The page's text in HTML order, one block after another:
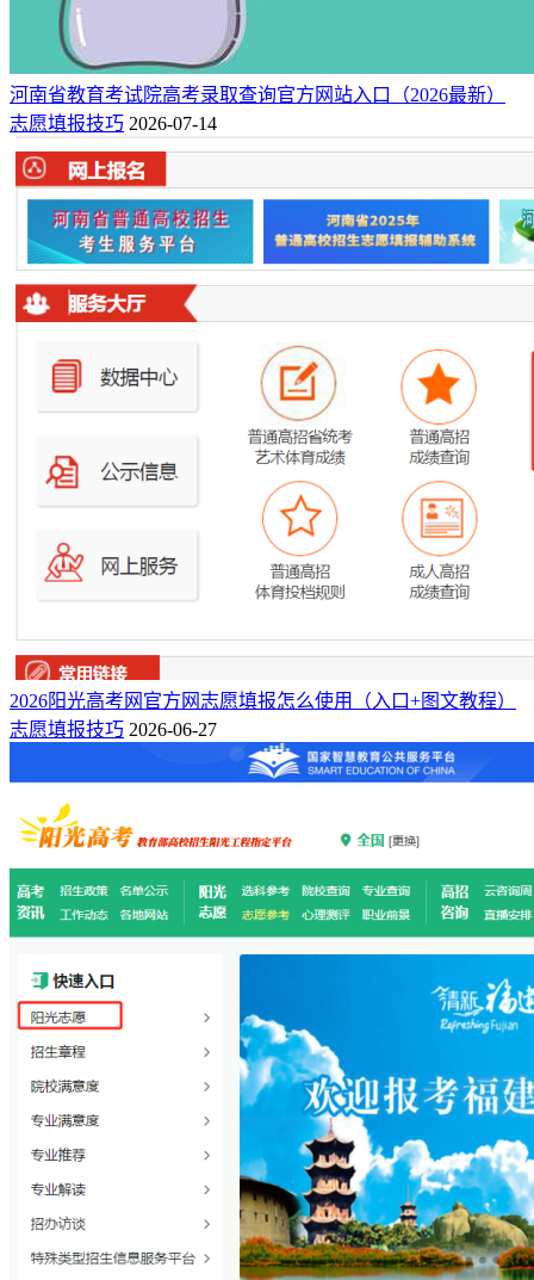
河南省教育考试院高考录取查询官方网站入口（2026最新）
志愿填报技巧 2026-07-14
2026阳光高考网官方网志愿填报怎么使用（入口+图文教程）
志愿填报技巧 2026-06-27